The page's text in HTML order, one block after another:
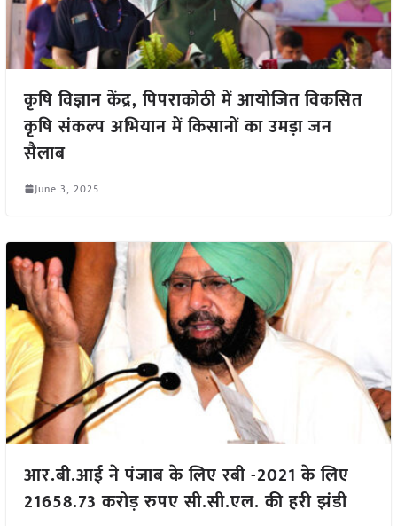
कृषि विज्ञान केंद्र, पिपराकोठी में आयोजित विकसित
कृषि संकल्प अभियान में किसानों का उमड़ा जन
सैलाब
June 3, 2025
आर.बी.आई ने पंजाब के लिए रबी -2021 के लिए
21658.73 करोड़ रुपए सी.सी.एल. की हरी झंडी